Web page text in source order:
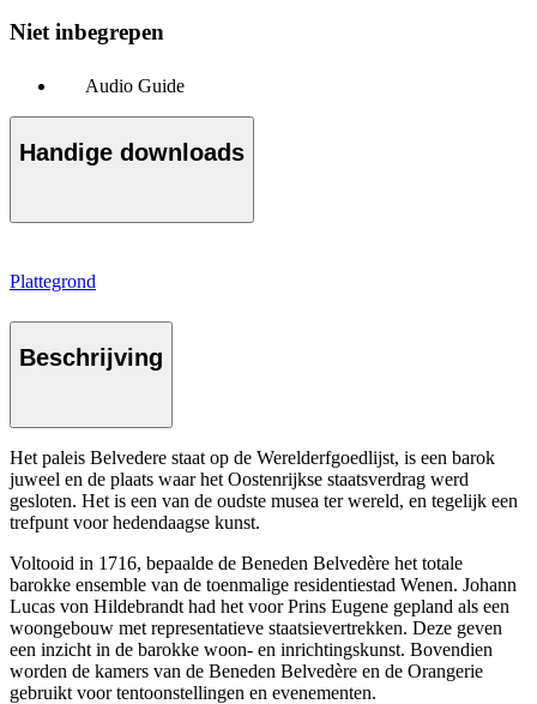
Niet inbegrepen
Audio Guide
Handige downloads
Plattegrond
Beschrijving
Het paleis Belvedere staat op de Werelderfgoedlijst, is een barok
juweel en de plaats waar het Oostenrijkse staatsverdrag werd
gesloten. Het is een van de oudste musea ter wereld, en tegelijk een
trefpunt voor hedendaagse kunst.
Voltooid in 1716, bepaalde de Beneden Belvedère het totale
barokke ensemble van de toenmalige residentiestad Wenen. Johann
Lucas von Hildebrandt had het voor Prins Eugene gepland als een
woongebouw met representatieve staatsievertrekken. Deze geven
een inzicht in de barokke woon- en inrichtingskunst. Bovendien
worden de kamers van de Beneden Belvedère en de Orangerie
gebruikt voor tentoonstellingen en evenementen.